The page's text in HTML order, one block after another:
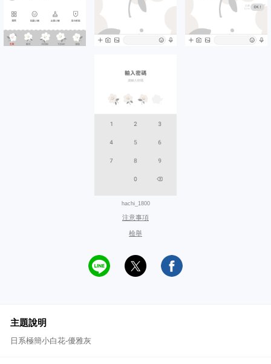
hachi_1800
注意事項
檢舉
主題說明
日系極簡小白花-優雅灰